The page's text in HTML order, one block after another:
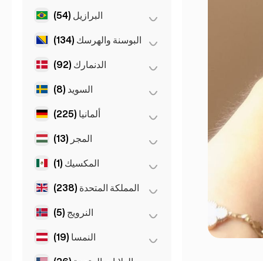
مدريد (10)
Gran Canarja
(1)
تيرانا (0) البرازيل (54)
ساو باولو (54)البوسنة والهرسك (134)
سراييفو (134) الدنمارك (92)
كوبنهاغن (92) السويد (8)
ستوكهولم (8) ألمانيا (225)
برلين (35)
دوسلدورف
ميونخ (21)
المجر (13)
بودابست (8)
ديبريتسن
المكسيك (1)
مكسيكو سيتي (1) المملكة المتحدة (238)
برمنغهام (2)
لندن
النرويج (5)
أوسلو (5) النمسا (19)